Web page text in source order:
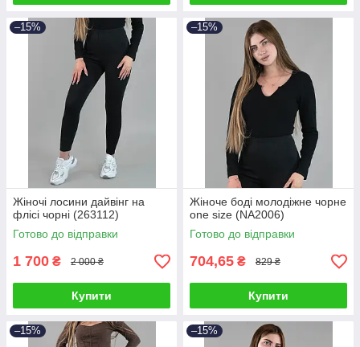
–15%
Жіночі лосини дайвінг на
флісі чорні (263112)
Готово до відправки
1 700 ₴ 2 000 ₴
Купити
–15%
Жіноче боді молодіжне чорне
one size (NA2006)
Готово до відправки
704,65 ₴ 829 ₴
Купити
–15% –15%